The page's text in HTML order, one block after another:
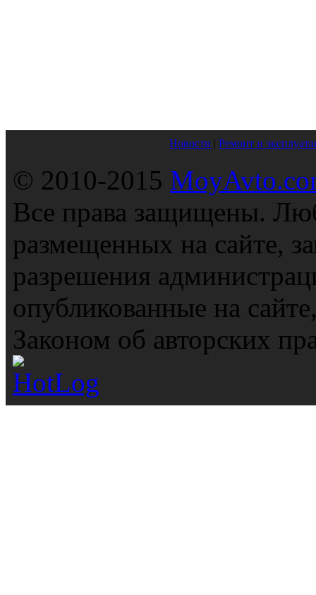
Новости |Ремонт и
© 2010-2015
Все права защищены.
размещенных на сайте,
разрешения
опубликованные на
Законом об авторских